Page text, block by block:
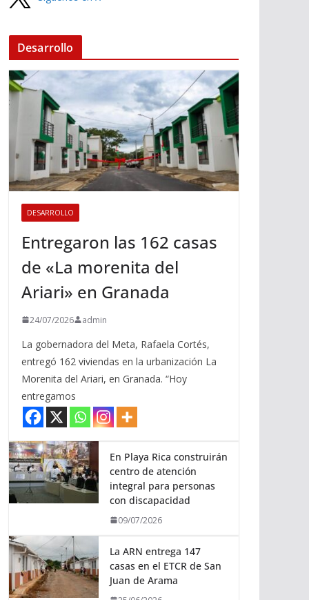
Desarrollo
DESARROLLO
Entregaron las 162 casas
de «La morenita del
Ariari» en Granada
24/07/2026 admin
La gobernadora del Meta, Rafaela Cortés,
entregó 162 viviendas en la urbanización La
Morenita del Ariari, en Granada. “Hoy
entregamos
En Playa Rica construirán
centro de atención
integral para personas
con discapacidad
09/07/2026
La ARN entrega 147
casas en el ETCR de San
Juan de Arama